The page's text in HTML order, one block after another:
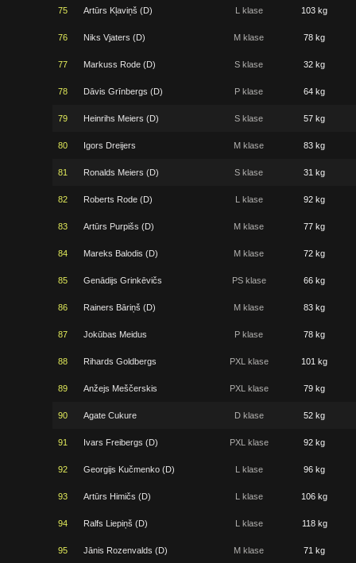
75 Artūrs Kļaviņš (D) L klase 103 kg
76 Niks Vjaters (D) M klase 78 kg
77 Markuss Rode (D) S klase 32 kg
78 Dāvis Grīnbergs (D) P klase 64 kg
79 Heinrihs Meiers (D) S klase 57 kg
80 Igors Dreijers M klase 83 kg
81 Ronalds Meiers (D) S klase 31 kg
82 Roberts Rode (D) L klase 92 kg
83 Artūrs Purpišs (D) M klase 77 kg
84 Mareks Balodis (D) M klase 72 kg
85 Genādijs Grinkēvičs PS klase 66 kg
86 Rainers Bāriņš (D) M klase 83 kg
87 Jokūbas Meidus P klase 78 kg
88 Rihards Goldbergs PXL klase 101 kg
89 Anžejs Meščerskis PXL klase 79 kg
90 Agate Cukure D klase 52 kg
91 Ivars Freibergs (D) PXL klase 92 kg
92 Georgijs Kučmenko (D) L klase 96 kg
93 Artūrs Himičs (D) L klase 106 kg
94 Ralfs Liepiņš (D) L klase 118 kg
95 Jānis Rozenvalds (D) M klase 71 kg